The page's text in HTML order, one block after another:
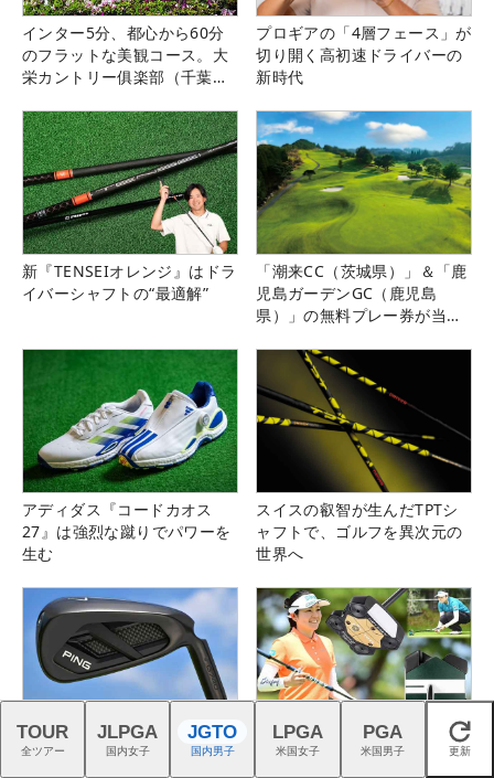
インター5分、都心から60分
のフラットな美観コース。大
栄カントリー俱楽部（千葉
プロギアの「4層フェース」が
切り開く高初速ドライバーの
新時代
新『TENSEIオレンジ』はドラ
イバーシャフトの“最適解”
「潮来CC（茨城県）」＆「鹿
児島ガーデンGC（鹿児島
県）」の無料プレー券が当た
アディダス『コードカオス
27』は強烈な蹴りでパワーを
生む
スイスの叡智が生んだTPTシ
ャフトで、ゴルフを異次元の
世界へ
『G740』アイアンが引き出
す“反則級”の寛容性と飛びは
仲宗根澄香が平均パット数
『TRTL』で6人抜き！
閉じる
TOUR
全ツアー
JLPGA
国内女子
JGTO
国内男子
LPGA
米国女子
PGA
米国男子 更新